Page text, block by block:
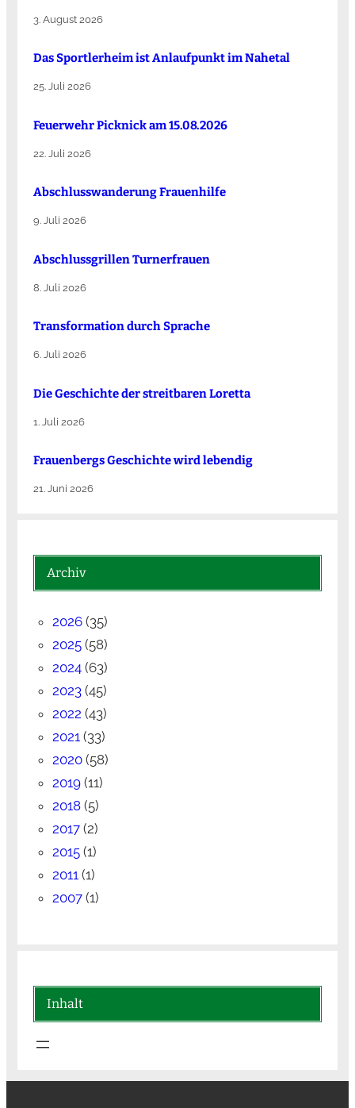
3. August 2026
Das Sportlerheim ist Anlaufpunkt im Nahetal
25. Juli 2026
Feuerwehr Picknick am 15.08.2026
22. Juli 2026
Abschlusswanderung Frauenhilfe
9. Juli 2026
Abschlussgrillen Turnerfrauen
8. Juli 2026
Transformation durch Sprache
6. Juli 2026
Die Ge­schich­te der streit­ba­ren Lo­ret­ta
1. Juli 2026
Frauenbergs Geschichte wird lebendig
21. Juni 2026
Archiv
2026(35)
2025(58)
2024(63)
2023(45)
2022 (43)
2021(33)
2020(58)
2019(11)
2018(5)
2017(2)
2015(1)
2011(1)
2007(1)
Inhalt